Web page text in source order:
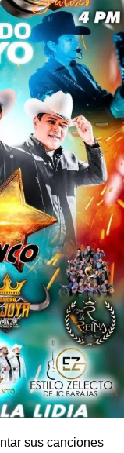
sus canciones